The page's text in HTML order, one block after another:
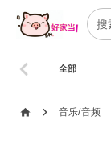
全部
chevron_left
home chevron_right 音乐/音频